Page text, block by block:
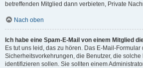
betreffenden Mitglied dann verbieten, Private
Nach oben
Ich habe eine Spam-E-Mail von einem Mitglied
Es tut uns leid, das zu hören. Das E-Mail-
Sicherheitsvorkehrungen, die Benutzer, die
identifizieren sollen. Sie sollten einem